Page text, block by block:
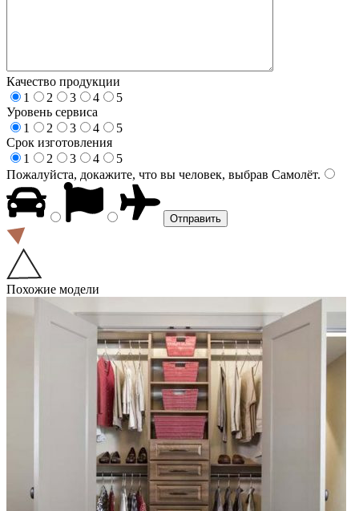
Качество продукции
1
2 3 4
5
Уровень сервиса
1
2 3 4
5
Срок изготовления
1
2 3 4
5
Пожалуйста, докажите, что вы человек, выбрав Самолёт.
Похожие модели